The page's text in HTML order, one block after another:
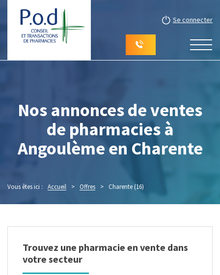
Se connecter
Nos annonces de ventes
de pharmacies à
Angoulème en Charente
Vous êtes ici : Accueil > Offres > Charente (16) (Page 2)
Trouvez une pharmacie en vente dans
votre secteur